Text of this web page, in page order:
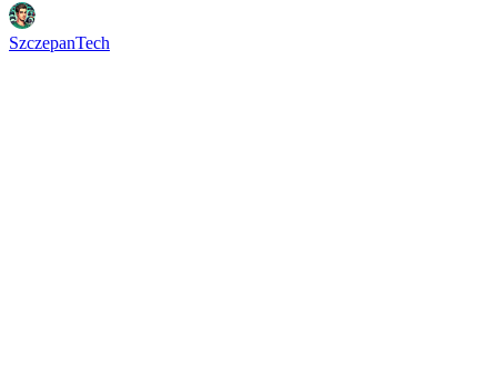
SzczepanTech